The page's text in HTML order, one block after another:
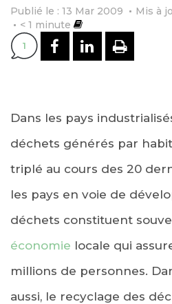
Publié le : 13 Mar 2009
Mis à
< 1 minute
1 PARTAGER
Dans les pays
déchets générés par
triplé au cours des 20
les pays en voie de
déchets constituent
économie locale qui
millions de personnes.
aussi, le recyclage des